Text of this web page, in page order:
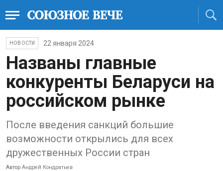
НОВОСТИ 22 января 2024
Названы главные
конкуренты Беларуси на
российском рынке
После введения санкций большие
возможности открылись для всех
дружественных России стран
Автор Андрей Кондратьев